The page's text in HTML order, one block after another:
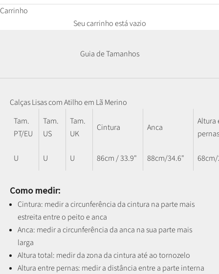
Carrinho
Seu carrinho está vazio
Guia de Tamanhos
Calças Lisas com Atilho em Lã Merino
Tam.
PT/EU
Tam.
US
Tam.
UK
Cintura Anca
Altura
pernas
U U U 86cm / 33.9" 88cm/34.6"
Como medir:
Cintura: medir a circunferência da cintura na parte mais
estreita entre o peito e anca
Anca: medir a circunferência da anca na sua parte mais
larga
Altura total: medir da zona da cintura até ao tornozelo
Altura entre pernas: medir a distância entre a parte interna